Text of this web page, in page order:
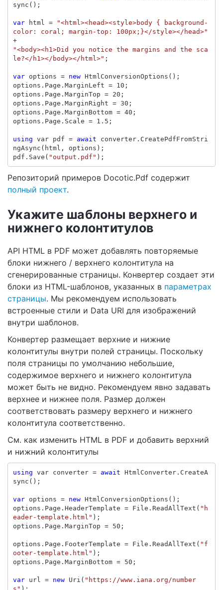
sync ();
var html =
"<html><head><style>body { background-
color: coral; margin-top: 100px;}</style></head>"
+
"<body><h1>Did you notice the margins and the sca
le?</h1></body></html>" ;
var options = new HtmlConversionOptions ();
options . Page . MarginLeft = 10 ;
options . Page . MarginTop = 20 ;
options . Page . MarginRight = 30 ;
options . Page . MarginBottom = 40 ;
options . Page . Scale = 1.5 ;
using var pdf = await converter. CreatePdfFromStri
ngAsync ( html , options );
pdf . Save ( "output.pdf" );
Репозиторий примеров Docotic.Pdf содержит
полный проект.
Укажите шаблоны верхнего и
нижнего колонтитулов
API HTML в PDF может добавлять повторяемые
блоки нижнего / верхнего колонтитула на
сгенерированные страницы. Конвертер создает эти
блоки из HTML-шаблонов, указанных в параметрах
страницы. Мы рекомендуем использовать
встроенные стили и Data URI для изображений
внутри шаблонов.
Конвертер размещает верхние и нижние
колонтитулы внутри полей страницы. Поскольку
поля страницы по умолчанию небольшие,
содержимое верхнего и нижнего колонтитула
может быть не видно. Рекомендуем явно задавать
верхнее и нижнее поля. Размер должен
соответствовать размеру верхнего и нижнего
колонтитула соответственно.
См. как изменить HTML в PDF и добавить верхний
и нижний колонтитулы
using var converter = await HtmlConverter. CreateA
sync ();
var options = new HtmlConversionOptions ();
options . Page . HeaderTemplate = File . ReadAllText ( "h
eader-template.html" );
options . Page . MarginTop = 50 ;
options . Page . FooterTemplate = File . ReadAllText ( "f
ooter-template.html" );
options . Page . MarginBottom = 50 ;
var url = new Uri ( "https://www.iana.org/number